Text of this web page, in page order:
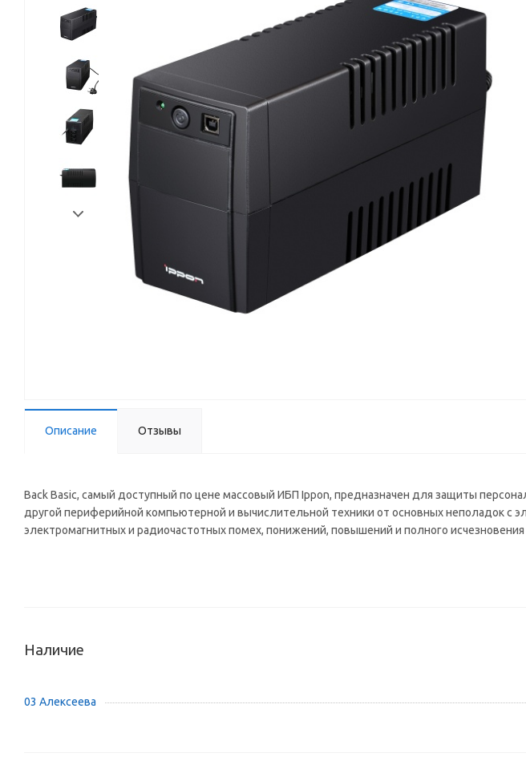
Описание Отзывы
Back Basic, самый доступный по цене массовый ИБП Ippon, предназначен для защиты
другой периферийной компьютерной и вычислительной техники от основных неполадок с
электромагнитных и радиочастотных помех, понижений, повышений и полного
Наличие
03 Алексеева